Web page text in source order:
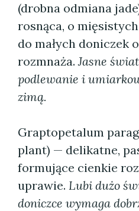
(drobna odmiana
rosnąca, o
do małych doniczek
rozmnaża.Jasne
podlewanie i
zimą.
Graptopetalum
plant) — delikatne,
formujące cienkie
uprawie. Lubi dużo
doniczce wymaga